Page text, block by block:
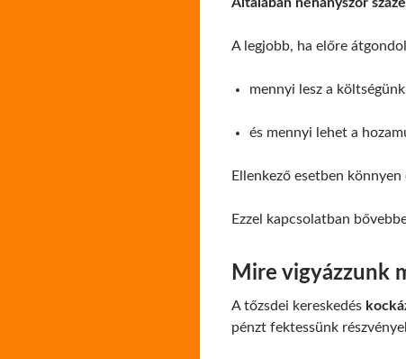
A legjobb, ha előre
mennyi lesz a költségünk
és mennyi lehet a
Ellenkező esetben
Ezzel kapcsolatban
Mire vigyázzunk
A tőzsdei kereskedés
pénzt fektessünk